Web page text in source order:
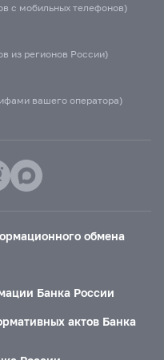
с мобильных телефонов)
из регионов России)
вашего оператора)
обмена
Банка России
актов Банка